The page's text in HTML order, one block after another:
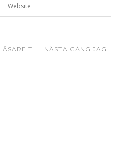
TILL NÄSTA GÅNG JAG